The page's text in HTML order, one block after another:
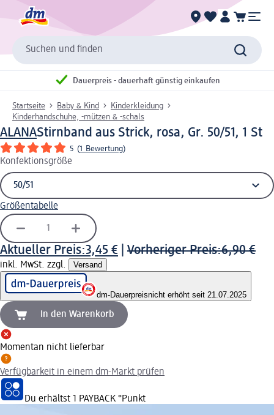
Suchen und finden
Dauerpreis - dauerhaft günstig einkaufen
Startseite Baby & Kind
Kinderkleidung
Kinderhandschuhe, -mützen & -schals
ALANAStirnband aus Strick, rosa, Gr. 50/51, 1 St
5 (1 Bewertung)
Konfektionsgröße
Größentabelle
Aktueller Preis:3,45 € Vorheriger Preis:6,90 €
inkl. MwSt. zzgl. Versand
dm-Dauerpreisnicht erhöht seit 21.07.2025
In den Warenkorb
Momentan nicht lieferbar
Verfügbarkeit in einem dm-Markt prüfen
Du erhältst 1 PAYBACK °Punkt